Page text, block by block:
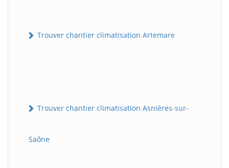
Trouver chantier climatisation Artemare
Trouver chantier climatisation Asnières-sur-
Saône